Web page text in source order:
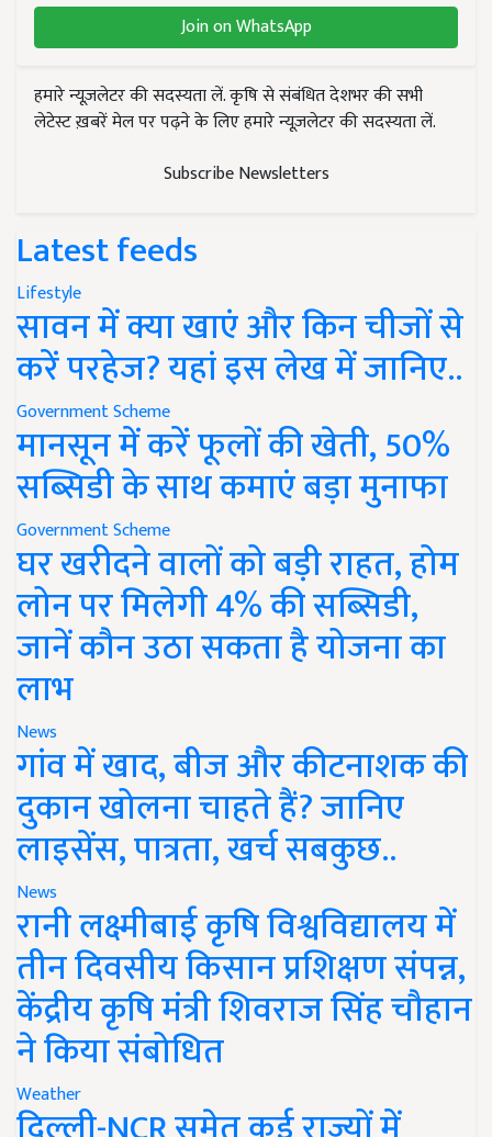
Join on WhatsApp
हमारे न्यूज़लेटर की सदस्यता लें. कृषि से संबंधित देशभर की सभी
लेटेस्ट ख़बरें मेल पर पढ़ने के लिए हमारे न्यूज़लेटर की सदस्यता लें.
Subscribe Newsletters
Latest feeds
Lifestyle
सावन में क्या खाएं और किन चीजों से
करें परहेज? यहां इस लेख में जानिए..
Government Scheme
मानसून में करें फूलों की खेती, 50%
सब्सिडी के साथ कमाएं बड़ा मुनाफा
Government Scheme
घर खरीदने वालों को बड़ी राहत, होम
लोन पर मिलेगी 4% की सब्सिडी,
जानें कौन उठा सकता है योजना का
लाभ
News
गांव में खाद, बीज और कीटनाशक की
दुकान खोलना चाहते हैं? जानिए
लाइसेंस, पात्रता, खर्च सबकुछ..
News
रानी लक्ष्मीबाई कृषि विश्वविद्यालय में
तीन दिवसीय किसान प्रशिक्षण संपन्न,
केंद्रीय कृषि मंत्री शिवराज सिंह चौहान
ने किया संबोधित
Weather